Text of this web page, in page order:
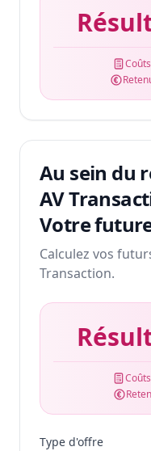
Au sein du
AV
Votre
Calculez vos
Transaction.
Type d'offre